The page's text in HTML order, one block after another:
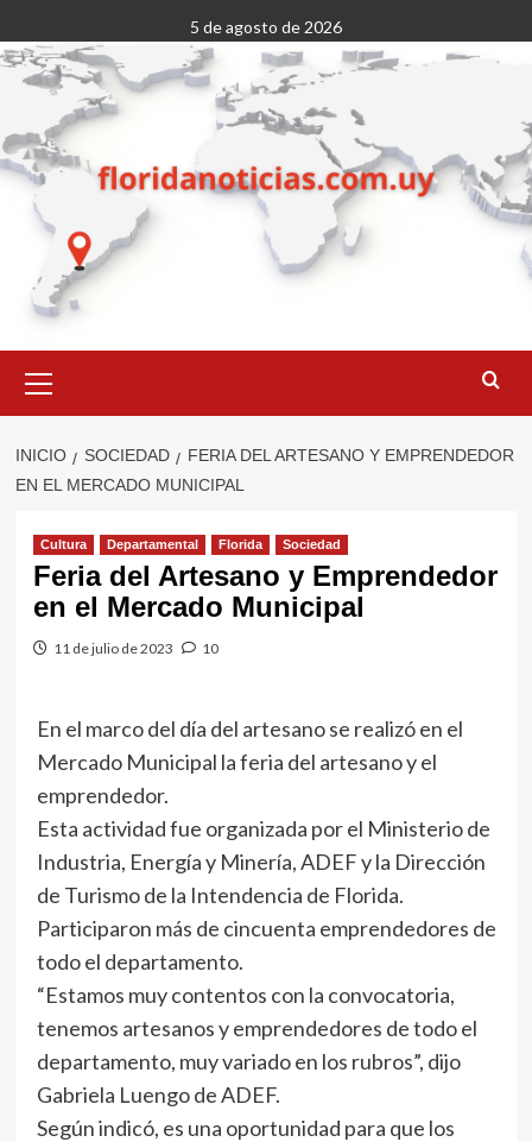
al
contenido
5 de agosto de 2026
primario
INICIO SOCIEDAD
FERIA DEL ARTESANO Y EMPRENDEDOR
EN EL MERCADO MUNICIPAL
Cultura Departamental Florida Sociedad
Feria del Artesano y Emprendedor
en el Mercado Municipal
11 de julio de 2023 10
En el marco del día del artesano se realizó en el
Mercado Municipal la feria del artesano y el
emprendedor.
Esta actividad fue organizada por el Ministerio de
Industria, Energía y Minería, ADEF y la Dirección
de Turismo de la Intendencia de Florida.
Participaron más de cincuenta emprendedores de
todo el departamento.
“Estamos muy contentos con la convocatoria,
tenemos artesanos y emprendedores de todo el
departamento, muy variado en los rubros”, dijo
Gabriela Luengo de ADEF.
Según indicó, es una oportunidad para que los